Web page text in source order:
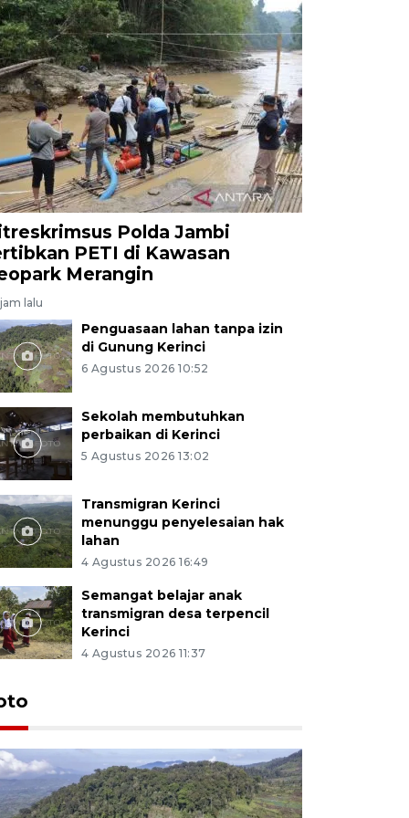
Polda Jambi
PETI di Kawasan
Merangin
lalu
Penguasaan lahan tanpa izin
di Gunung Kerinci
6 Agustus 2026 10:52
Sekolah membutuhkan
perbaikan di Kerinci
5 Agustus 2026 13:02
Transmigran Kerinci
menunggu penyelesaian hak
lahan
4 Agustus 2026 16:49
Semangat belajar anak
transmigran desa terpencil
Kerinci
4 Agustus 2026 11:37